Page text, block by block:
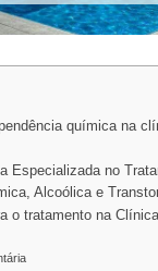
química na
Especializada no
Alcoólica e
o tratamento na